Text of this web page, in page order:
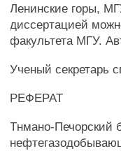
Ленинские горы,
диссертацией
факультета МГУ.
Ученый секретарь
РЕФЕРАТ
Тнмано-Печорский